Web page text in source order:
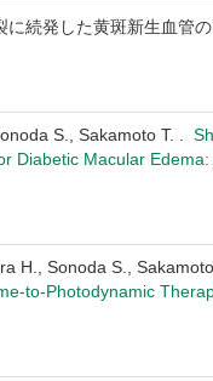
に続発した黄斑新生血
S., Sakamoto T. .
Diabetic Macular Edema:
H., Sonoda S.,
to-Photodynamic